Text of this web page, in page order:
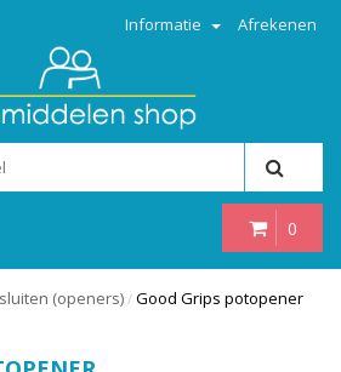
Informatie Afrekenen
0
(openers) / Good Grips potopener